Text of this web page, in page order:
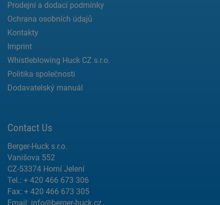
Prodejní a dodací podmínky
Ochrana osobních údajů
Kontakty
Imprint
Whistleblowing Huck CZ s.r.o.
Politika společnosti
Dodavatelský manuál
Contact Us
Berger-Huck s.r.o.
Vanišova 552
CZ-53374 Horní Jelení
Tel.: + 420 466 673 306
Fax: + 420 466 673 305
Email: info@berger-huck.cz